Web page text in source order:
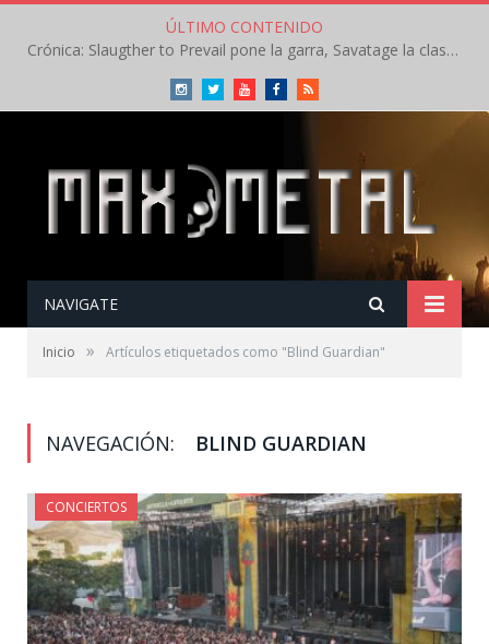
ÚLTIMO CONTENIDO
Crónica: Slaugther to Prevail pone la garra, Savatage la clase en la apertura del Leyendas del Rock – Miércoles – Agosto 2026
InstagramTwitterYoutubeFacebookRSS
NAVIGATE
Inicio » Artículos etiquetados como "Blind Guardian"
NAVEGACIÓN: BLIND GUARDIAN
CONCIERTOS